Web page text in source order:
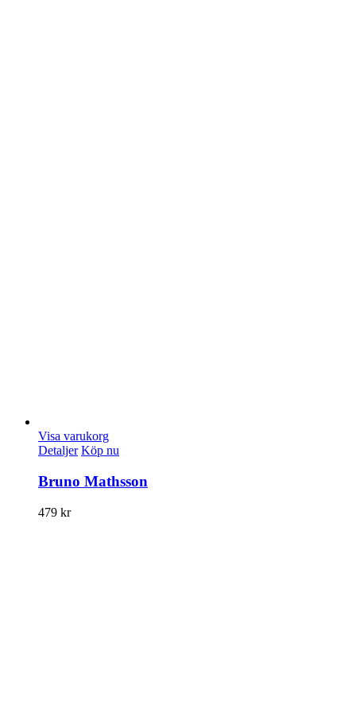
Visa varukorg
Detaljer Köp nu
Bruno Mathsson
479 kr